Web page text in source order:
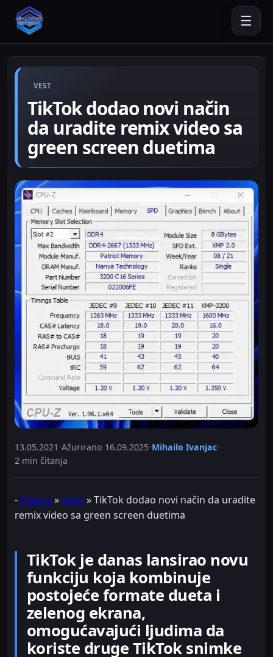
☰
VEST
TikTok dodao novi način
da uradite remix video sa
green screen duetima
13.05.2021 Ažurirano 16.09.2025 Mihailo Ivanjac
2 min čitanja
- Glavna »Vesti »TikTok dodao novi način da uradite
remix video sa green screen duetima
TikTok je danas lansirao novu
funkciju koja kombinuje
postojeće formate dueta i
zelenog ekrana,
omogućavajući ljudima da
koriste druge TikTok snimke ​​